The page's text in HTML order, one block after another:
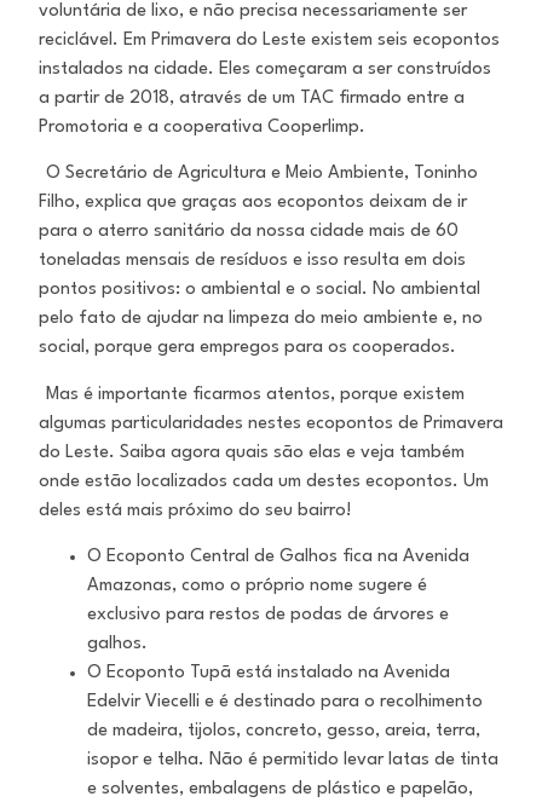
voluntária de lixo, e não precisa necessariamente ser
reciclável. Em Primavera do Leste existem seis ecopontos
instalados na cidade. Eles começaram a ser construídos
a partir de 2018, através de um TAC firmado entre a
Promotoria e a cooperativa Cooperlimp.
O Secretário de Agricultura e Meio Ambiente, Toninho
Filho, explica que graças aos ecopontos deixam de ir
para o aterro sanitário da nossa cidade mais de 60
toneladas mensais de resíduos e isso resulta em dois
pontos positivos: o ambiental e o social. No ambiental
pelo fato de ajudar na limpeza do meio ambiente e, no
social, porque gera empregos para os cooperados.
Mas é importante ficarmos atentos, porque existem
algumas particularidades nestes ecopontos de Primavera
do Leste. Saiba agora quais são elas e veja também
onde estão localizados cada um destes ecopontos. Um
deles está mais próximo do seu bairro!
O Ecoponto Central de Galhos fica na Avenida
Amazonas, como o próprio nome sugere é
exclusivo para restos de podas de árvores e
galhos.
O Ecoponto Tupã está instalado na Avenida
Edelvir Viecelli e é destinado para o recolhimento
de madeira, tijolos, concreto, gesso, areia, terra,
isopor e telha. Não é permitido levar latas de tinta
e solventes, embalagens de plástico e papelão,